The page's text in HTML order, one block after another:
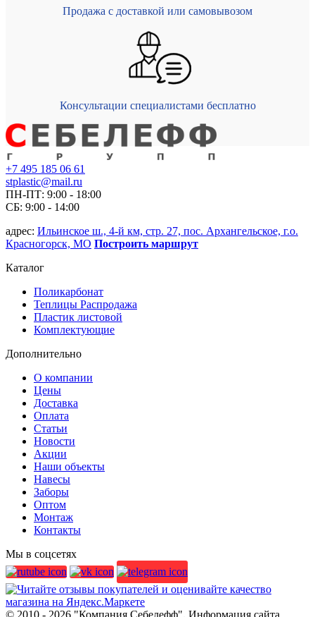
Продажа с доставкой или самовывозом
Консультации специалистами бесплатно
+7 495 185 06 61
stplastic@mail.ru
ПН-ПТ: 9:00 - 18:00
СБ: 9:00 - 14:00
адрес: Ильинское ш., 4-й км, стр. 27, пос. Архангельское, г.о.
Красногорск, МО Построить маршрут
Каталог
Поликарбонат
Теплицы Распродажа
Пластик листовой
Комплектующие
Дополнительно
О компании
Цены
Доставка
Оплата
Статьи
Новости
Акции
Наши объекты
Навесы
Заборы
Оптом
Монтаж
Контакты
Мы в соцсетях